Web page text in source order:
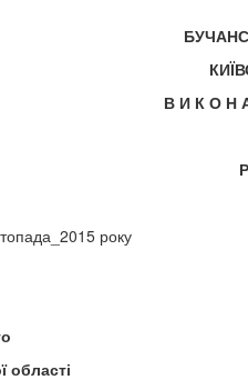
В И К О Н
»
області